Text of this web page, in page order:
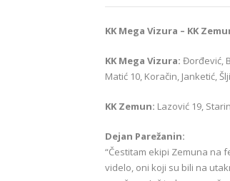
KK Mega Vizura – KK
KK Mega Vizura: Đorđević,
Matić 10, Koračin, Janketić,
KK Zemun: Lazović 19,
Dejan Parežanin:
“Čestitam ekipi Zemuna na
videlo, oni koji su bili na